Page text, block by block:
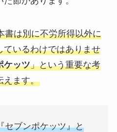
書は別に不労所得以外に
ているわけではありませ
ケッツ」という重要な考
えます。
セブンポケッツ』と